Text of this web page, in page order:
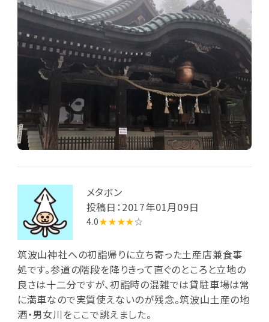
メタボン
投稿日：2017年01月09日
4.0★★★★☆
筑波山神社への初詣帰りに立ち寄った土産店兼食事
処です。参道の階段を降りきって直ぐのところと立地の
良さは十二分ですが、初詣時の混雑では貸駐車場は常
に満車なので実質使えないのが残念。筑波山土産の地
酒・男女川をここで誂えました。